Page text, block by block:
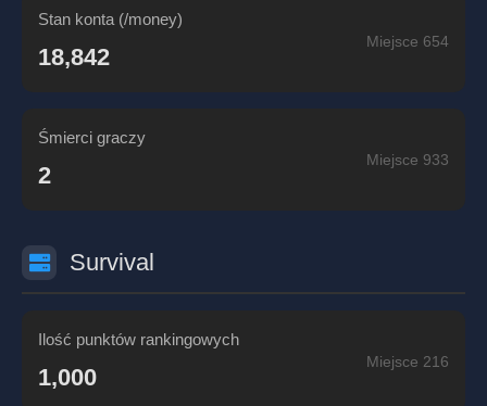
Stan konta (/money)
18,842
Miejsce 654
Śmierci graczy
2
Miejsce 933
Survival
Ilość punktów rankingowych
1,000
Miejsce 216